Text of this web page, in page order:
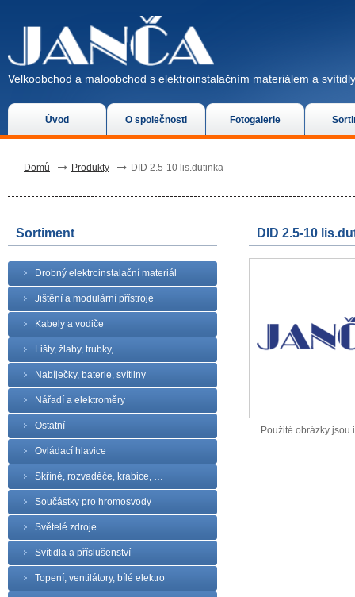
Úvod O společnosti Fotogalerie
Velkoobchod a maloobchod s elektroinstalačním materiálem a
Domů Produkty DID 2.5-10 lis.dutinka
Sortiment
Drobný elektroinstalační materiál
Jištění a modulární přístroje
Kabely a vodiče
Lišty, žlaby, trubky, …
Nabíječky, baterie, svítilny
Nářadí a elektroměry
Ostatní
Ovládací hlavice
Skříně, rozvaděče, krabice, …
Součástky pro hromosvody
Světelé zdroje
Svítidla a příslušenství
Topení, ventilátory, bílé elektro
DID 2.5-10
Použité obrázky jsou